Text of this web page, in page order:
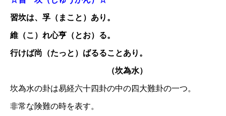
習坎は、孚（まこと）あり。
維（こ）れ心亨（とお）る。
行けば尚（たっと）ばるることあり。
（坎為水）
坎為水の卦は易経六十四卦の中の四大難卦の一つ。
非常な険難の時を表す。